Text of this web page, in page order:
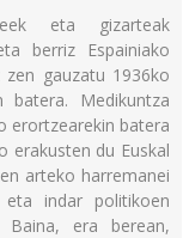
eta gizarteak
berriz Espainiako
gauzatu 1936ko
batera. Medikuntza
erortzearekin batera
erakusten du Euskal
arteko harremanei
eta indar politikoen
Baina, era berean,